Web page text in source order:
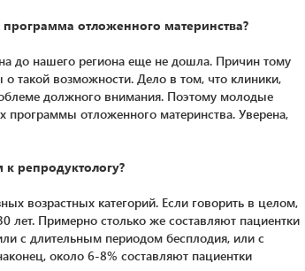
отложенного материнства?
до нашего региона еще не дошла. Причин тому
такой возможности. Дело в том, что клиники,
должного внимания. Поэтому молодые
отложенного материнства. Уверена,
репродуктологу?
возрастных категорий. Если говорить в целом,
лет. Примерно столько же составляют пациентки
с длительным периодом бесплодия, или с
около 6-8% составляют пациентки